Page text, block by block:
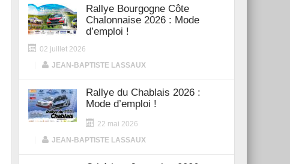
Rallye Bourgogne Côte
Chalonnaise 2026 : Mode
d’emploi !
02 juillet 2026
JEAN-BAPTISTE LASSAUX
Rallye du Chablais 2026 :
Mode d’emploi !
22 mai 2026
JEAN-BAPTISTE LASSAUX